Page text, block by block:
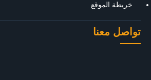
خريطة الموقع
تواصل معنا